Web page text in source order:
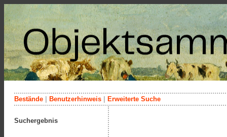
Bestände Benutzerhinweis Erweiterte Suche
Suchergebnis